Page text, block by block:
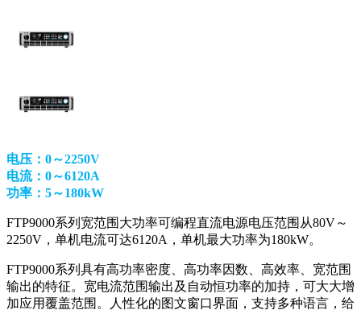
电压：0～2250V
电流：0～6120A
功率：5～180kW
FTP9000系列宽范围大功率可编程直流电源电压范围从80V～
2250V，单机电流可达6120A，单机最大功率为180kW。
FTP9000系列具有高功率密度、高功率因数、高效率、宽范围
输出的特征。宽电流范围输出及自动恒功率的加持，可大大增
加应用覆盖范围。人性化的图文窗口界面，支持多种语言，给